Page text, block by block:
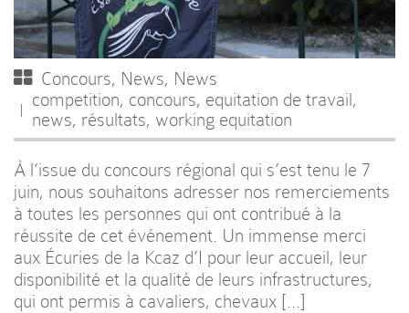
Concours, News, News
competition, concours, equitation de travail,
news, résultats, working equitation
À l’issue du concours régional qui s’est tenu le 7
juin, nous souhaitons adresser nos remerciements
à toutes les personnes qui ont contribué à la
réussite de cet événement. Un immense merci
aux Écuries de la Kcaz d’I pour leur accueil, leur
disponibilité et la qualité de leurs infrastructures,
qui ont permis à cavaliers, chevaux […]